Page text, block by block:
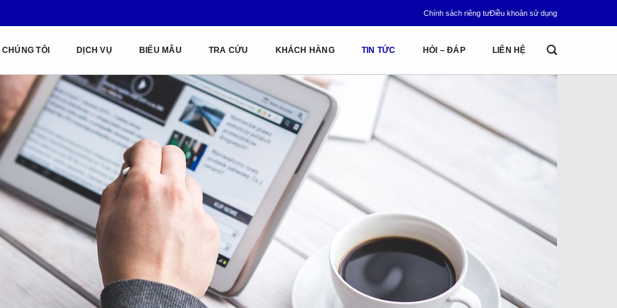
Chính sách riêng tưĐiều khoản sử dụng
CHÚNG TÔI DỊCH VỤ BIỂU MẪU TRA CỨU KHÁCH HÀNG TIN TỨC HỎI – ĐÁP LIÊN HỆ